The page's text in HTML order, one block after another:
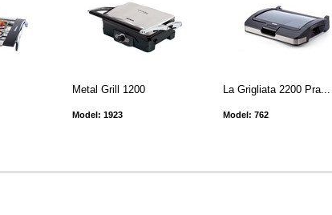
Metal Grill 1200
Model: 1923
La Grigliata 2200 Pra...
Model: 762